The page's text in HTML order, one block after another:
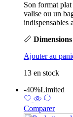
Son format
valise ou un
indispensables
📏 Dimensions
Ajouter au
13 en stock
-40%Limited
Comparer